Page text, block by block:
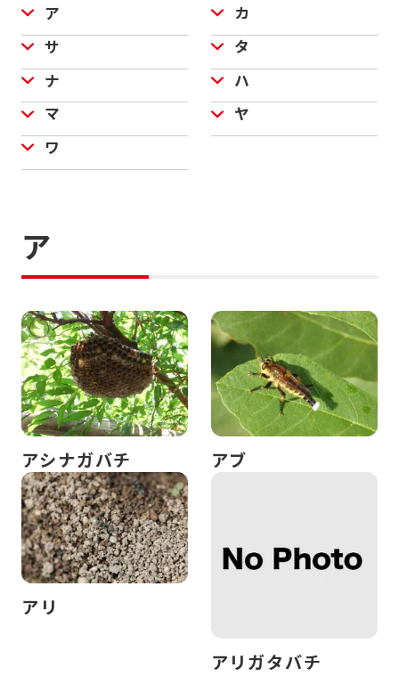
ア
カ
サ
タ
ナ
ハ
マ
ヤ
ワ
ア
アシナガバチ アブ
アリ
アリガタバチ